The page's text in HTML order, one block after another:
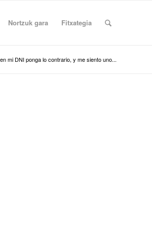
Nortzuk gara Fitxategia
mi DNI ponga lo contrario, y me siento uno...